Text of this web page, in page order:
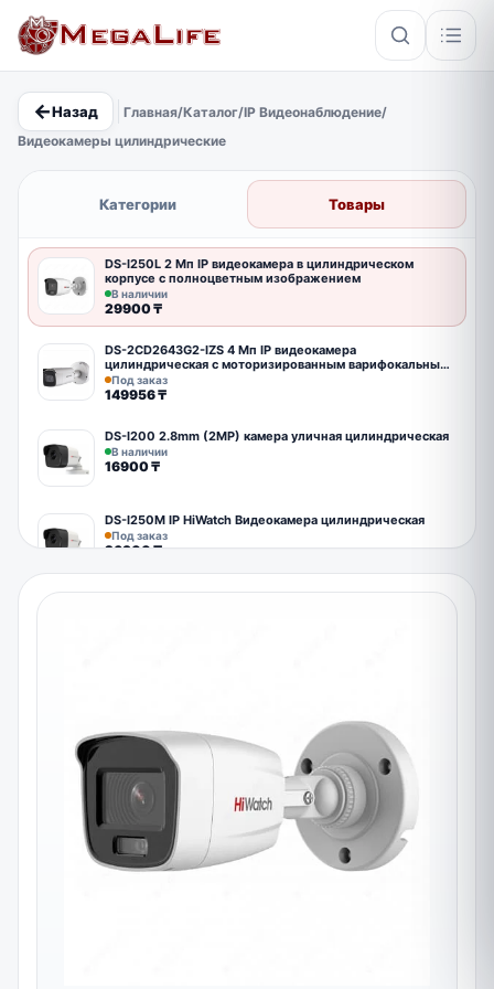
×
←Назад Главная/Каталог/IP Видеонаблюдение/
Видеокамеры цилиндрические
Категории Товары
DS-I250L 2 Мп IP видеокамера в цилиндрическом
корпусе с полноцветным изображением
В наличии
29900₸
DS-2CD2643G2-IZS 4 Мп IP видеокамера
цилиндрическая с моторизированным варифокальным
объективом
Под заказ
149956₸
DS-I200 2.8mm (2MP) камера уличная цилиндрическая
В наличии
16900₸
DS-I250M IP HiWatch Видеокамера цилиндрическая
Под заказ
26900₸
43900₸
DS-I450M 4 Мп IP видеокамера со встроенным
микрофоном
Под заказ
37900
DS-I256Z 2 Мп цилиндрическая IP камера с
варифокальным моторизированным объективом